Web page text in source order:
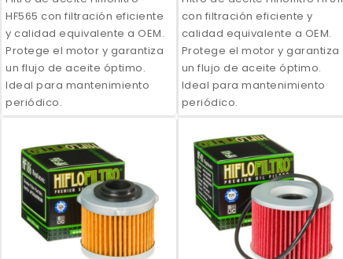
HF565 con filtración eficiente
y calidad equivalente a OEM.
Protege el motor y garantiza
un flujo de aceite óptimo.
Ideal para mantenimiento
periódico.
con filtración eficiente y
calidad equivalente a OEM.
Protege el motor y garantiza
un flujo de aceite óptimo.
Ideal para mantenimiento
periódico.